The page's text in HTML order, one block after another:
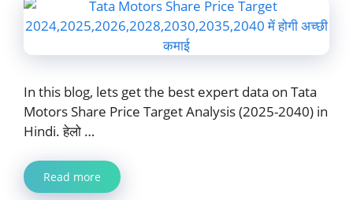
In this blog, lets get the best expert data on Tata
Motors Share Price Target Analysis (2025-2040) in
Hindi. हेलो …
Read more